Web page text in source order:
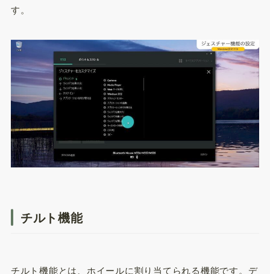
す。
チルト機能
チルト機能とは、ホイールに割り当てられる機能です。デ